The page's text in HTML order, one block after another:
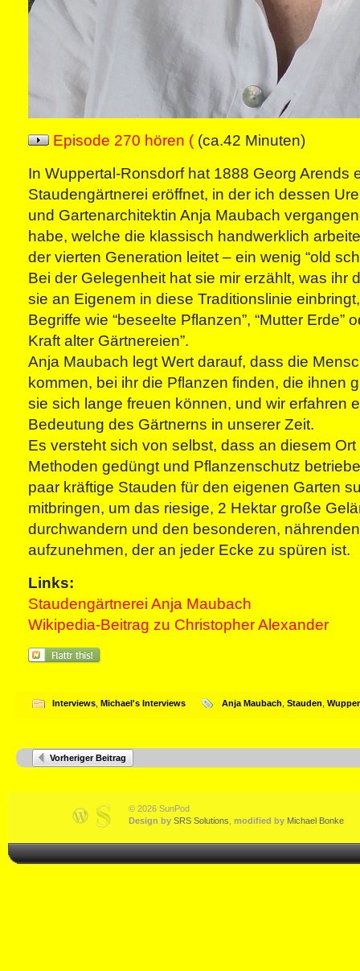
Episode 270 hören ( (ca.42 Minuten)
In Wuppertal-Ronsdorf hat 1888 Georg Arends
Staudengärtnerei eröffnet, in der ich dessen
und Gartenarchitektin Anja Maubach
habe, welche die klassisch handwerklich
der vierten Generation leitet – ein wenig “old
Bei der Gelegenheit hat sie mir erzählt, was ihr
sie an Eigenem in diese Traditionslinie
Begriffe wie “beseelte Pflanzen”, “Mutter Erde”
Kraft alter Gärtnereien”.
Anja Maubach legt Wert darauf, dass die
kommen, bei ihr die Pflanzen finden, die ihnen
sie sich lange freuen können, und wir erfahren
Bedeutung des Gärtnerns in unserer Zeit.
Es versteht sich von selbst, dass an diesem
Methoden gedüngt und Pflanzenschutz
paar kräftige Stauden für den eigenen Garten
mitbringen, um das riesige, 2 Hektar große
durchwandern und den besonderen,
aufzunehmen, der an jeder Ecke zu spüren ist.
Links:
Staudengärtnerei Anja Maubach
Wikipedia-Beitrag zu Christopher Alexander
Interviews Michael's Interviews Anja Maubach Stauden
Vorheriger Beitrag
© 2026 SunPod
Design by SRS Solutions modified by Michael Bonke